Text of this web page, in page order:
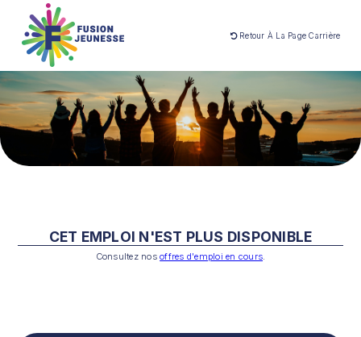
Retour À La Page Carrière
CET EMPLOI N'EST PLUS DISPONIBLE
Consultez nosoffres d'emploi en cours.